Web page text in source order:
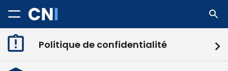
Politique de confidentialité